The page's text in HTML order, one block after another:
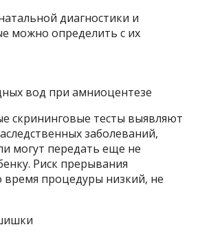
вод при амниоцентезе
скрининговые тесты выявляют
заболеваний,
могут передать еще не
Риск прерывания
время процедуры низкий, не